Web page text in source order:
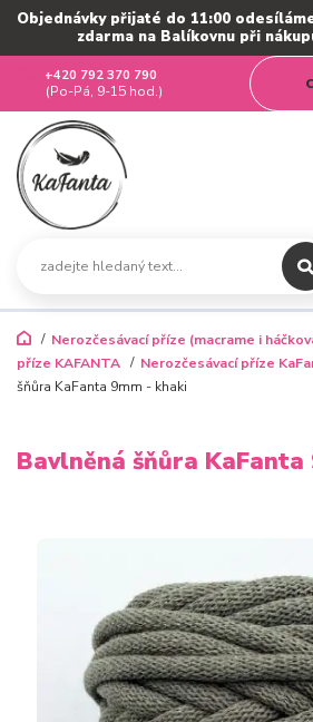
Objednávky přijaté do 11:00
zdarma na Balíkovnu při
+420 792 370 790
(Po-Pá, 9-15 hod.)
Nerozčesávací příze (macrame i
příze KAFANTA
Nerozčesávací příze
šňůra KaFanta 9mm - khaki
Bavlněná šňůra KaFanta